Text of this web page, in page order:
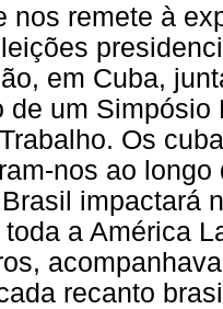
nos remete à
em Cuba,
de um
Os
nos ao
impactará
a América
recanto